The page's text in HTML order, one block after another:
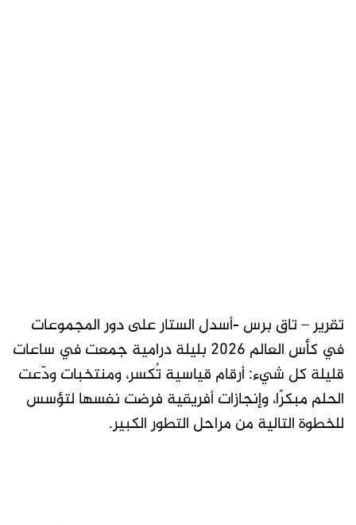
تقرير – تاق برس -أسدل الستار على دور المجموعات
في كأس العالم 2026 بليلة درامية جمعت في ساعات
قليلة كل شيء: أرقام قياسية تُكسر، ومنتخبات ودّعت
الحلم مبكرًا، وإنجازات أفريقية فرضت نفسها لتؤسس
للخطوة التالية من مراحل التطور الكبير.